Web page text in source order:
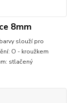
8mm
slouží pro
O - kroužkem
stlačený